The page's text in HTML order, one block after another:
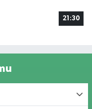
21:30